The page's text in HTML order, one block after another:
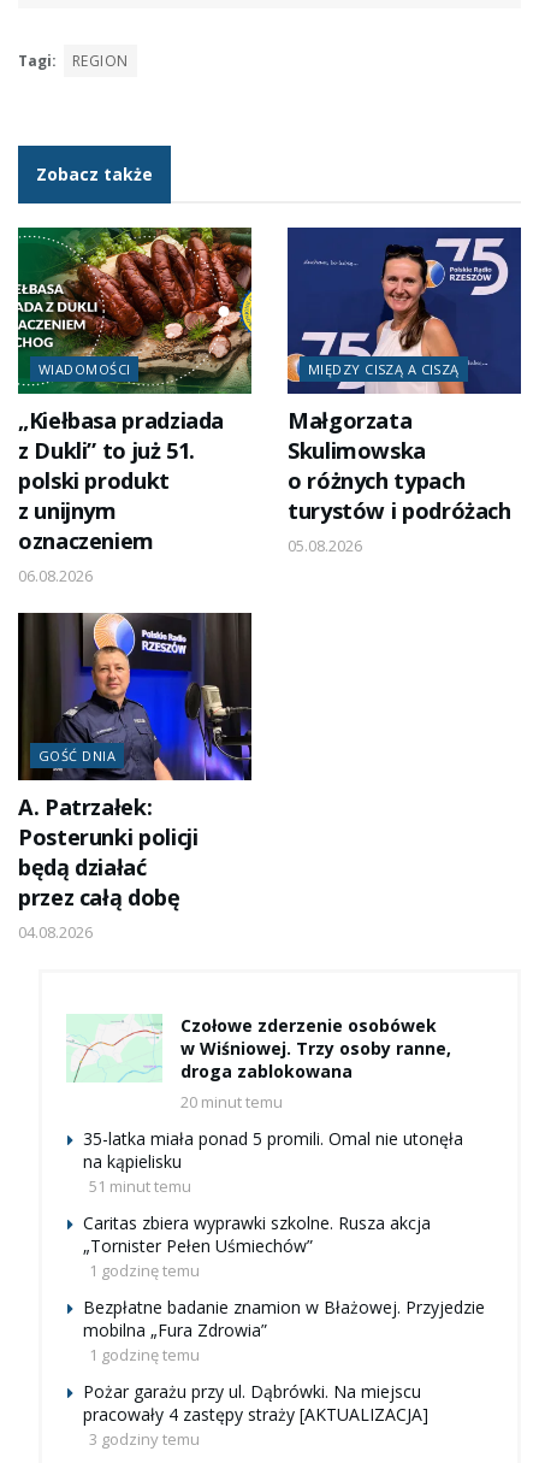
Tagi: REGION
Zobacz także
WIADOMOŚCI
„Kiełbasa pradziada
z Dukli” to już 51.
polski produkt
z unijnym
oznaczeniem
06.08.2026
MIĘDZY CISZĄ A CISZĄ
Małgorzata
Skulimowska
o różnych typach
turystów i podróżach
05.08.2026
GOŚĆ DNIA
A. Patrzałek:
Posterunki policji
będą działać
przez całą dobę
04.08.2026
Czołowe zderzenie osobówek
w Wiśniowej. Trzy osoby ranne,
droga zablokowana
20 minut temu
35-latka miała ponad 5 promili. Omal nie utonęła
na kąpielisku
51 minut temu
Caritas zbiera wyprawki szkolne. Rusza akcja
„Tornister Pełen Uśmiechów”
1 godzinę temu
Bezpłatne badanie znamion w Błażowej. Przyjedzie
mobilna „Fura Zdrowia”
1 godzinę temu
Pożar garażu przy ul. Dąbrówki. Na miejscu
pracowały 4 zastępy straży [AKTUALIZACJA]
3 godziny temu